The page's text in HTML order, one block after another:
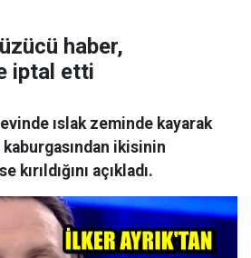
haber,
iptal etti
ıslak zeminde kayarak
ikisinin
kırıldığını açıkladı.